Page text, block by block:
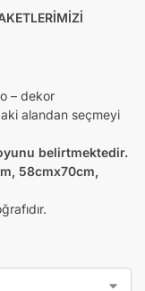
– dekor
alandan seçmeyi
belirtmektedir.
58cmx70cm,